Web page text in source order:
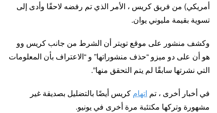
أمريكي) من فريق كريس ، الأمر الذي تم رفضه لاحقًا وأدى إلى
تسوية بقيمة مليوني يوان.
وكشف منشور على موقع تويتر أن الشرط من جانب كريس وو
هو أن على دو ميزو “حذف منشوراتها” و “الاعتراف بأن المعلومات
التي نشرتها سابقًا لم يتم التحقق منها”.
في أخبار أخرى ، تم اتهام كريس أيضًا بالتضليل بصديقة غير
مشهورة وتركها مكتئبة مرة أخرى في يونيو.